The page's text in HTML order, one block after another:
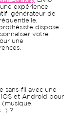
expérience
générateur de
dispose
votre
une
sans-fil avec une
et Android pour
?